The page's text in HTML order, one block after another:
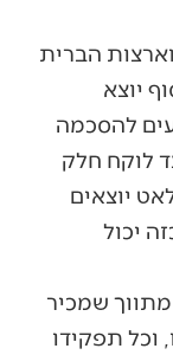
הברית
יוצא
להסכמה
לוקח חלק
יוצאים
יכול
שמכיר
וכל תפקידו